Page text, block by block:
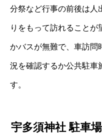
分祭など行事の前後は人
りをもって訪れること
かバスが無難で、車訪問
況を確認するか公共駐車
す。
宇多須神社 駐車